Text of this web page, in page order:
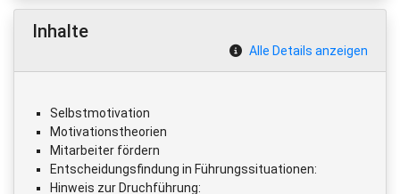
Inhalte
Alle Details anzeigen
Selbstmotivation
Motivationstheorien
Mitarbeiter fördern
Entscheidungsfindung in Führungssituationen:
Hinweis zur Druchführung: